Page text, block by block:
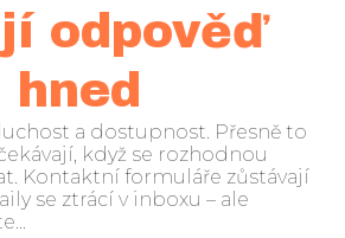
odpověď
hned
a dostupnost. Přesně to
když se rozhodnou
Kontaktní formuláře zůstávají
se ztrácí v inboxu – ale